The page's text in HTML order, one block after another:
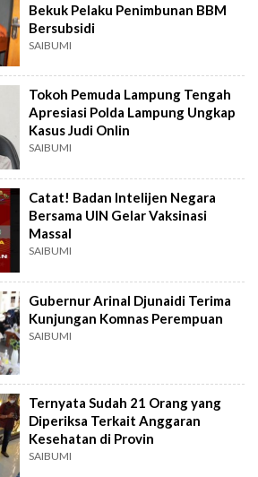
Bekuk Pelaku Penimbunan BBM
Bersubsidi
SAIBUMI
Tokoh Pemuda Lampung Tengah
Apresiasi Polda Lampung Ungkap
Kasus Judi Onlin
SAIBUMI
Catat! Badan Intelijen Negara
Bersama UIN Gelar Vaksinasi
Massal
SAIBUMI
Gubernur Arinal Djunaidi Terima
Kunjungan Komnas Perempuan
SAIBUMI
Ternyata Sudah 21 Orang yang
Diperiksa Terkait Anggaran
Kesehatan di Provin
SAIBUMI